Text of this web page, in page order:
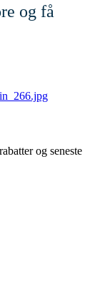
og få
og seneste